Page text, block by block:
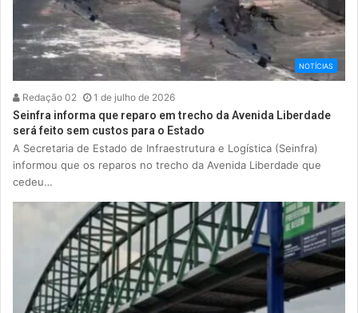
NOTÍCIAS
Redação 02 1 de julho de 2026
Seinfra informa que reparo em trecho da Avenida Liberdade
será feito sem custos para o Estado
A Secretaria de Estado de Infraestrutura e Logística (Seinfra)
informou que os reparos no trecho da Avenida Liberdade que
cedeu…